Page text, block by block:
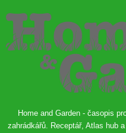
Home and Garden - časopis
zahrádkářů. Receptář, Atlas hub